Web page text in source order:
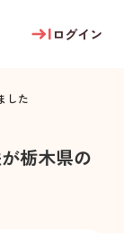
ログイン
した
栃木県の